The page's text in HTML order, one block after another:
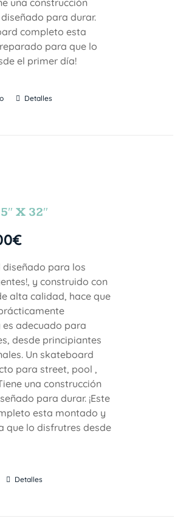
para durar.
completo esta
para que lo
el primer día!
Detalles
X 32″
€
diseñado para los
y construido con
alta calidad, hace que
adecuado para
desde principiantes
Un skateboard
para street, pool ,
una construcción
para durar. ¡Este
esta montado y
que lo disfrutres desde
Detalles